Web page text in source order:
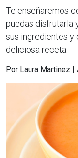
Te enseñaremos
puedas disfrutarla
sus ingredientes y
deliciosa receta.
Por Laura Martinez